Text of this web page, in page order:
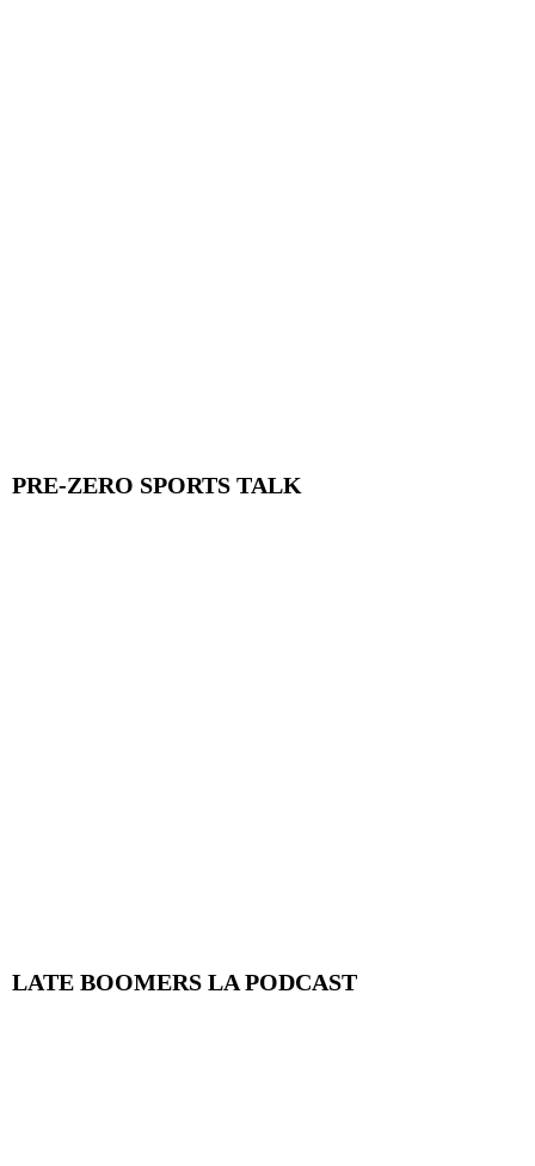
PRE-ZERO SPORTS TALK
LATE BOOMERS LA PODCAST